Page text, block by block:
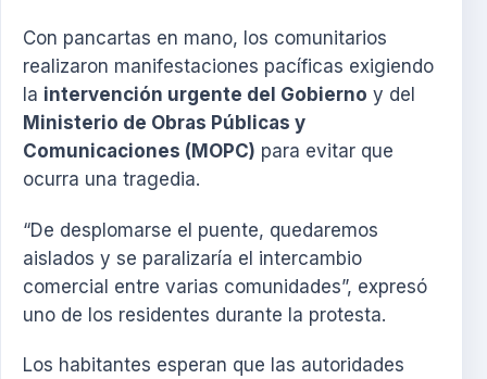
Con pancartas en mano, los comunitarios
realizaron manifestaciones pacíficas exigiendo
la intervención urgente del Gobierno y del
Ministerio de Obras Públicas y
Comunicaciones (MOPC) para evitar que
ocurra una tragedia.
“De desplomarse el puente, quedaremos
aislados y se paralizaría el intercambio
comercial entre varias comunidades”, expresó
uno de los residentes durante la protesta.
Los habitantes esperan que las autoridades